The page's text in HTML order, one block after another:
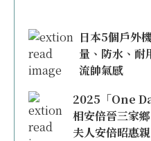
日本5個戶外
量、防水、
流帥氣感
2025「One
相安倍晉三家
夫人安倍昭惠